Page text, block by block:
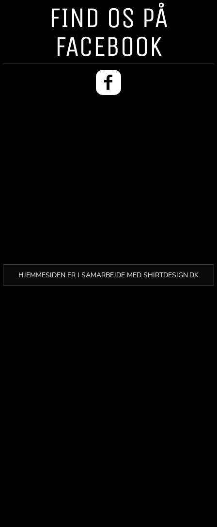
FIND OS PÅ
FACEBOOK
HJEMMESIDEN ER I SAMARBEJDE MED SHIRTDESIGN.DK